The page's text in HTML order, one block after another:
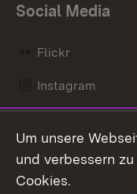
Social Media
Flickr
Instagram
Mastodon
Messenger
Um unsere
und verbessern
Cookies.